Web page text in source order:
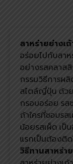
สาหร่ายย่าง
อร่อยไปกับสา
อย่างรสคลาส
กรรมวิธีการผ
สไตล์ญี่ปุ่น ด้วย
กรอบอร่อย รส
ถ้าใครที่ชอบรส
น้อยรสเผ็ด เป็
แรกเป็นต้องติ
วิธีทานสาหร่า